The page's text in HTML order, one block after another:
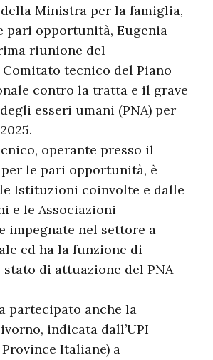
Ministra per la famiglia,
pari opportunità, Eugenia
riunione del
tecnico del Piano
contro la tratta e il grave
esseri umani (PNA) per
operante presso il
le pari opportunità, è
Istituzioni coinvolte e dalle
e le Associazioni
impegnate nel settore a
ed ha la funzione di
di attuazione del PNA
partecipato anche la
indicata dall’UPI
Italiane) a